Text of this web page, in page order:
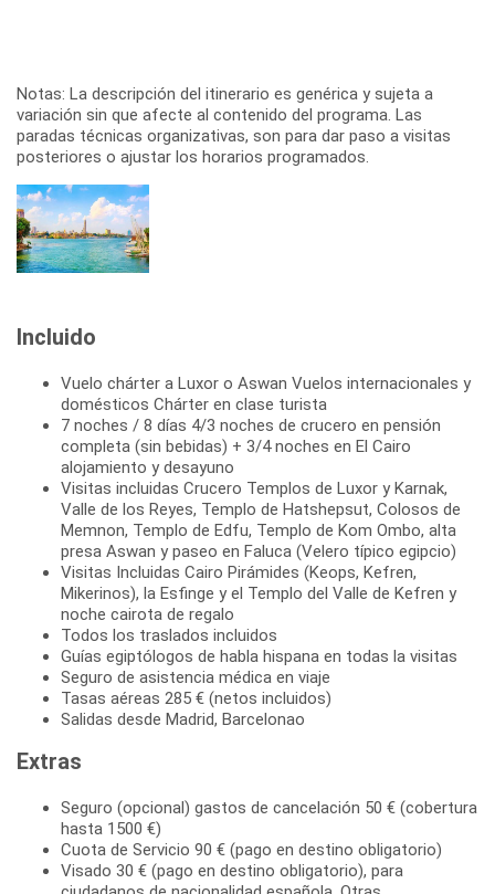
Notas: La descripción del itinerario es genérica y sujeta a
variación sin que afecte al contenido del programa. Las
paradas técnicas organizativas, son para dar paso a visitas
posteriores o ajustar los horarios programados.
Incluido
Vuelo chárter a Luxor o Aswan Vuelos internacionales y
domésticos Chárter en clase turista
7 noches / 8 días 4/3 noches de crucero en pensión
completa (sin bebidas) + 3/4 noches en El Cairo
alojamiento y desayuno
Visitas incluidas Crucero Templos de Luxor y Karnak,
Valle de los Reyes, Templo de Hatshepsut, Colosos de
Memnon, Templo de Edfu, Templo de Kom Ombo, alta
presa Aswan y paseo en Faluca (Velero típico egipcio)
Visitas Incluidas Cairo Pirámides (Keops, Kefren,
Mikerinos), la Esfinge y el Templo del Valle de Kefren y
noche cairota de regalo
Todos los traslados incluidos
Guías egiptólogos de habla hispana en todas la visitas
Seguro de asistencia médica en viaje
Tasas aéreas 285 € (netos incluidos)
Salidas desde Madrid, Barcelonao
Extras
Seguro (opcional) gastos de cancelación 50 € (cobertura
hasta 1500 €)
Cuota de Servicio 90 € (pago en destino obligatorio)
Visado 30 € (pago en destino obligatorio), para